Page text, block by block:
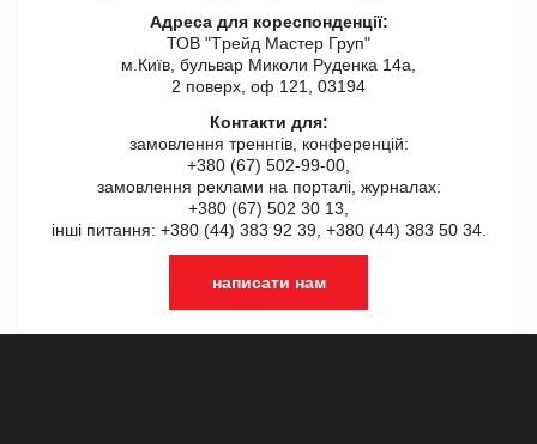
Адреса для кореспонденції:
ТОВ "Tрейд Мастер Груп"
м.Київ, бульвар Миколи Руденка 14а,
2 поверх, оф 121, 03194
Контакти для:
замовлення треннгів, конференцій:
+380 (67) 502-99-00,
замовлення реклами на порталі, журналах:
+380 (67) 502 30 13,
інші питання: +380 (44) 383 92 39, +380 (44) 383 50 34.
написати нам